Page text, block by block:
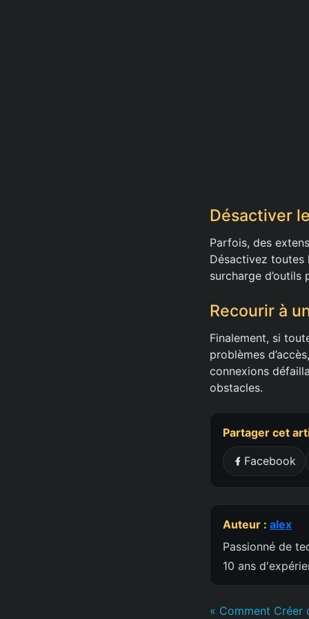
Désactiver
Parfois, des
Désactivez toutes
surcharge
Recourir à
Finalement, si
problèmes
connexions
obstacles.
Partager cet
Facebook
Auteur : alex
Passionné de
10 ans
« Comment Créer